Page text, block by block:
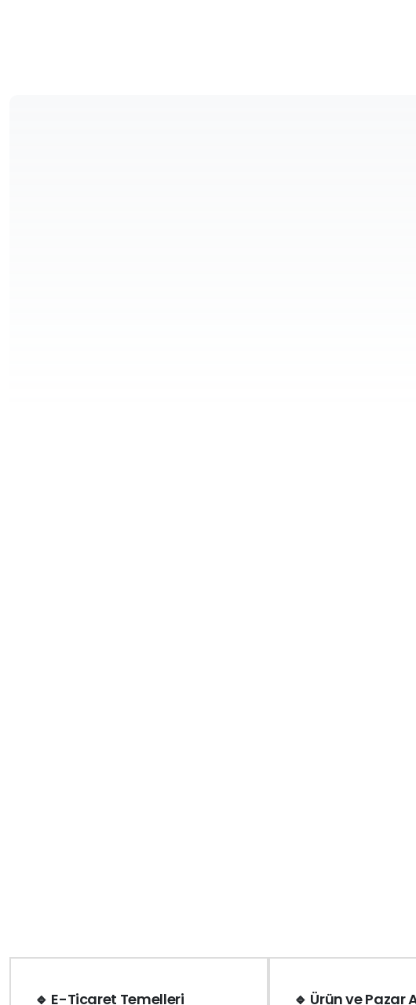
🔹 E-Ticaret Temelleri 🔹 Ürün ve Pazar